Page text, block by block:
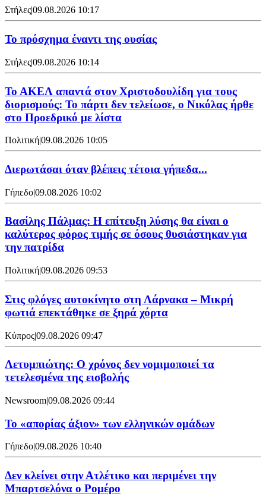
Στήλες|09.08.2026 10:17
Το πρόσχημα έναντι της ουσίας
Στήλες|09.08.2026 10:14
Το ΑΚΕΛ απαντά στον Χριστοδουλίδη για τους
διορισμούς: Το πάρτι δεν τελείωσε, ο Νικόλας ήρθε
στο Προεδρικό με λίστα
Πολιτική|09.08.2026 10:05
Διερωτάσαι όταν βλέπεις τέτοια γήπεδα...
Γήπεδο|09.08.2026 10:02
Βασίλης Πάλμας: Η επίτευξη λύσης θα είναι ο
καλύτερος φόρος τιμής σε όσους θυσιάστηκαν για
την πατρίδα
Πολιτική|09.08.2026 09:53
Στις φλόγες αυτοκίνητο στη Λάρνακα – Μικρή
φωτιά επεκτάθηκε σε ξηρά χόρτα
Κύπρος|09.08.2026 09:47
Λετυμπιώτης: Ο χρόνος δεν νομιμοποιεί τα
τετελεσμένα της εισβολής
Newsroom|09.08.2026 09:44
Το «απορίας άξιον» των ελληνικών ομάδων
Γήπεδο|09.08.2026 10:40
Δεν κλείνει στην Ατλέτικο και περιμένει την
Μπαρτσελόνα ο Ρομέρο